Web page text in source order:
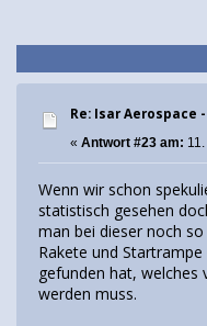
Re: Isar Aerospace
« Antwort #23 am:
Wenn wir schon
statistisch gesehen
man bei dieser noch
Rakete und
gefunden hat, welches
werden muss.